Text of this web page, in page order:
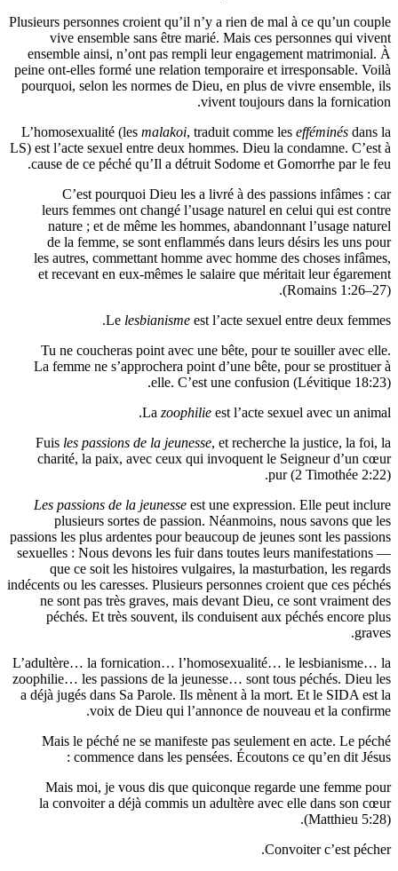
Plusieurs personnes croient qu’il n’y a rien de mal à ce
vive ensemble sans être marié. Mais ces
ensemble ainsi, n’ont pas rempli leur engagement
peine ont-elles formé une relation temporaire et
pourquoi, selon les normes de Dieu, en plus de vivre
vivent toujours dans la
L’homosexualité (lesmalakoi, traduit comme les
LS) est l’acte sexuel entre deux hommes. Dieu la
cause de ce péché qu’Il a détruit Sodome et Gomorrhe
C’est pourquoi Dieu les a livré à des passions
leurs femmes ont changé l’usage naturel en celui
nature ; et de même les hommes, abandonnant
de la femme, se sont enflammés dans leurs désirs
les autres, commettant homme avec homme des
et recevant en eux-mêmes le salaire que méritait leur
Lelesbianismeest l’acte sexuel entre
Tu ne coucheras point avec une bête, pour te
La femme ne s’approchera point d’une bête, pour se
elle. C’est une confusion
Lazoophilieest l’acte sexuel avec
Fuisles passions de la jeunesse, et recherche la
charité, la paix, avec ceux qui invoquent le Seigneur
pur (2
Les passions de la jeunesseest une expression. Elle
plusieurs sortes de passion. Néanmoins, nous
passions les plus ardentes pour beaucoup de jeunes sont
sexuelles : Nous devons les fuir dans toutes leurs
que ce soit les histoires vulgaires, la masturbation,
indécents ou les caresses. Plusieurs personnes croient que
ne sont pas très graves, mais devant Dieu, ce sont
péchés. Et très souvent, ils conduisent aux péchés
L’adultère… la fornication… l’homosexualité… le
zoophilie… les passions de la jeunesse… sont tous
a déjà jugés dans Sa Parole. Ils mènent à la mort. Et le
voix de Dieu qui l’annonce de nouveau et
Mais le péché ne se manifeste pas seulement en
commence dans les pensées. Écoutons ce
Mais moi, je vous dis que quiconque regarde une
la convoiter a déjà commis un adultère avec elle
Convoiter